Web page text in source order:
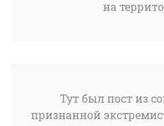
на
Тут был пост из
признанной